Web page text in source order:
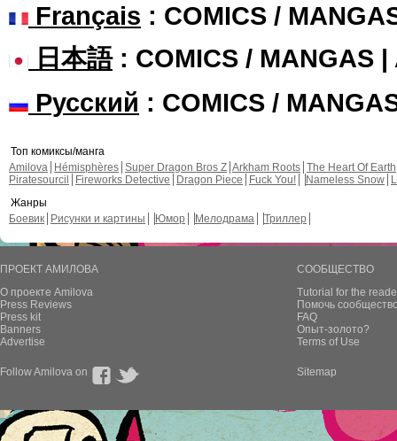
Français : COMICS /
日本語: COMICS / MANGAS |
Русский : COMICS /
Топ комиксы/манга
Amilova
Hémisphères Super Dragon Bros Z Arkham Roots The Heart Of Earth
Piratesourcil
Fireworks Detective Dragon Piece Fuck You! Nameless Snow
Жанры
Боевик
Рисунки и картины Юмор Мелодрама Триллер
ПРОЕКТ АМИЛОВА
О проекте Amilova
Press Reviews
Press kit
Banners
Advertise
СООБЩЕСТВО
Tutorial for the
Помочь
FAQ
Опыт-золото?
Terms of Use
Follow Amilova on Sitemap